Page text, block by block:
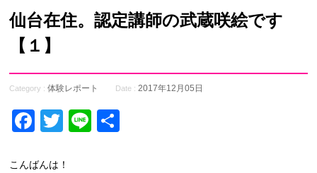
仙台在住。認定講師の武蔵咲絵です
【１】
Category :体験レポート Date : 2017年12月05日
Facebook
Twitter
Line
こんばんは！